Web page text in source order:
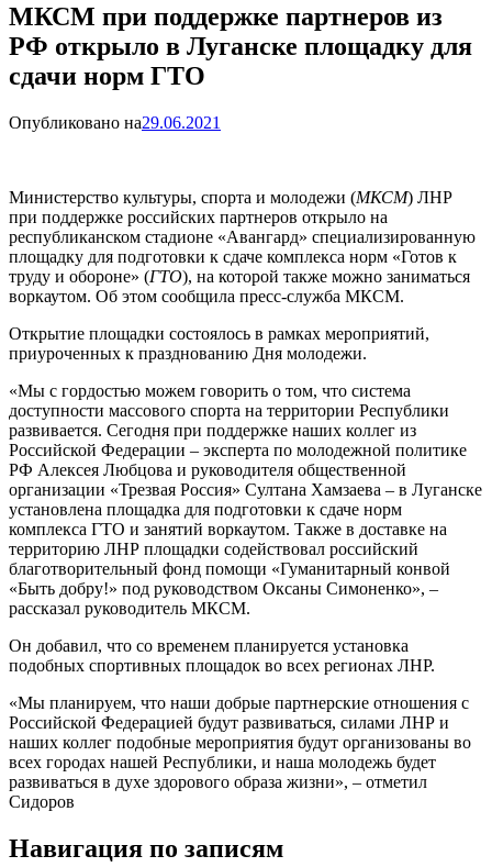
МКСМ при поддержке партнеров из
РФ открыло в Луганске площадку для
сдачи норм ГТО
Опубликовано на29.06.2021
Министерство культуры, спорта и молодежи (МКСМ) ЛНР
при поддержке российских партнеров открыло на
республиканском стадионе «Авангард» специализированную
площадку для подготовки к сдаче комплекса норм «Готов к
труду и обороне» (ГТО), на которой также можно заниматься
воркаутом. Об этом сообщила пресс-служба МКСМ.
Открытие площадки состоялось в рамках мероприятий,
приуроченных к празднованию Дня молодежи.
«Мы с гордостью можем говорить о том, что система
доступности массового спорта на территории Республики
развивается. Сегодня при поддержке наших коллег из
Российской Федерации – эксперта по молодежной политике
РФ Алексея Любцова и руководителя общественной
организации «Трезвая Россия» Султана Хамзаева – в Луганске
установлена площадка для подготовки к сдаче норм
комплекса ГТО и занятий воркаутом. Также в доставке на
территорию ЛНР площадки содействовал российский
благотворительный фонд помощи «Гуманитарный конвой
«Быть добру!» под руководством Оксаны Симоненко», –
рассказал руководитель МКСМ.
Он добавил, что со временем планируется установка
подобных спортивных площадок во всех регионах ЛНР.
«Мы планируем, что наши добрые партнерские отношения с
Российской Федерацией будут развиваться, силами ЛНР и
наших коллег подобные мероприятия будут организованы во
всех городах нашей Республики, и наша молодежь будет
развиваться в духе здорового образа жизни», – отметил
Сидоров
Навигация по записям